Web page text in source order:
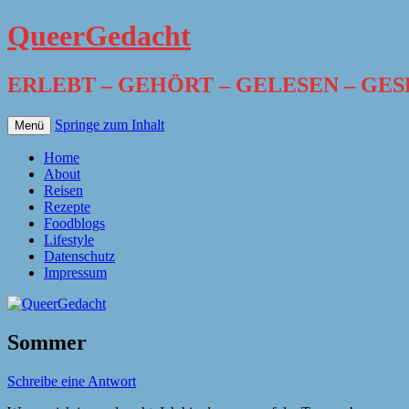
QueerGedacht
ERLEBT – GEHÖRT – GELESEN –
Menü Springe zum Inhalt
Home
About
Reisen
Rezepte
Foodblogs
Lifestyle
Datenschutz
Impressum
Sommer
Schreibe eine Antwort